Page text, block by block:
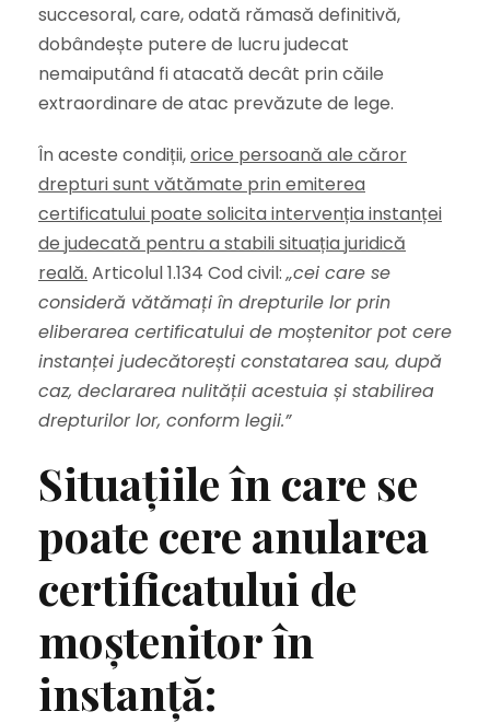
succesoral, care, odată rămasă definitivă,
dobândește putere de lucru judecat
nemaiputând fi atacată decât prin căile
extraordinare de atac prevăzute de lege.
În aceste condiții,orice persoană ale căror
drepturi sunt vătămate prin emiterea
certificatului poate solicita intervenția instanței
de judecată pentru a stabili situația juridică
reală. Articolul 1.134 Cod civil:„cei care se
consideră vătămați în drepturile lor prin
eliberarea certificatului de moștenitor pot cere
instanței judecătorești constatarea sau, după
caz, declararea nulității acestuia și stabilirea
drepturilor lor, conform legii.”
Situațiile în care se
poate cere anularea
certificatului de
moștenitor în
instanță: